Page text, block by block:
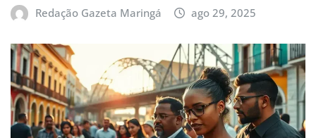
Redação Gazeta Maringá ago 29, 2025